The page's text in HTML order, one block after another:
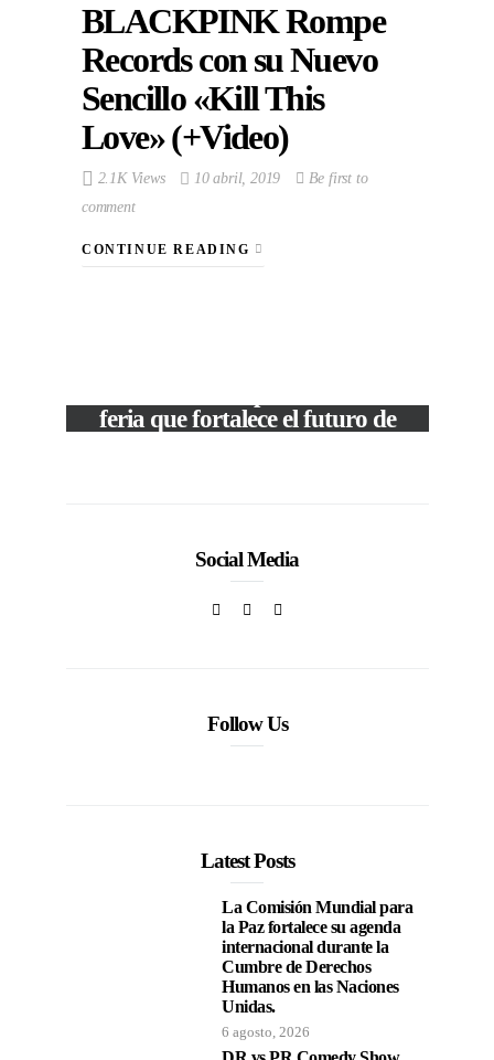
BLACKPINK Rompe
Records con su Nuevo
Sencillo «Kill This
Love» (+Video)
2.1K Views 10 abril, 2019
Be first to
comment
CONTINUE READING
feria que fortalece el futuro de
Social Media
Follow Us
Latest Posts
La Comisión Mundial para
la Paz fortalece su agenda
internacional durante la
Cumbre de Derechos
Humanos en las Naciones
Unidas.
6 agosto, 2026